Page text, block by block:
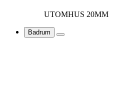
UTOMHUS 20MM
Badrum